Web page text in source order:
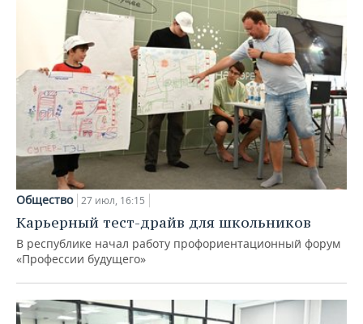
Общество 27 июл, 16:15
Карьерный тест-драйв для школьников
В республике начал работу профориентационный форум
«Профессии будущего»